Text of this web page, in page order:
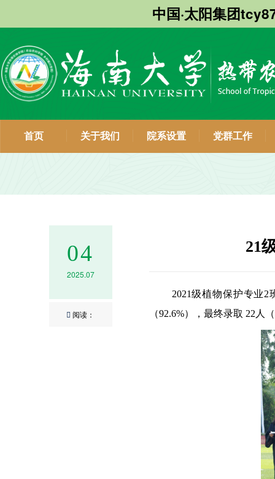
中国·太阳集团
首页 关于我们 院系设置 党群工作
04
2025.07
阅读：
21
2021级植物保护专业2
（92.6%），最终录取 22 人（